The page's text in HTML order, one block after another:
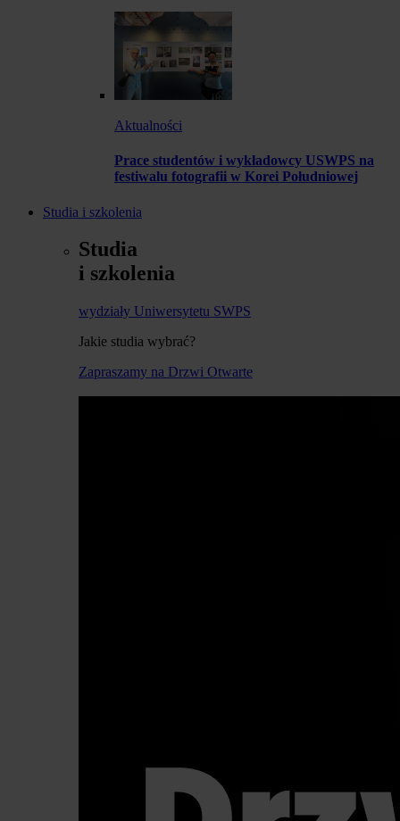
Aktualności
Prace studentów i wykładowcy USWPS na
festiwalu fotografii w Korei Południowej
Studia i szkolenia
Studia
i szkolenia
wydziały Uniwersytetu SWPS
Jakie studia wybrać?
Zapraszamy na Drzwi Otwarte